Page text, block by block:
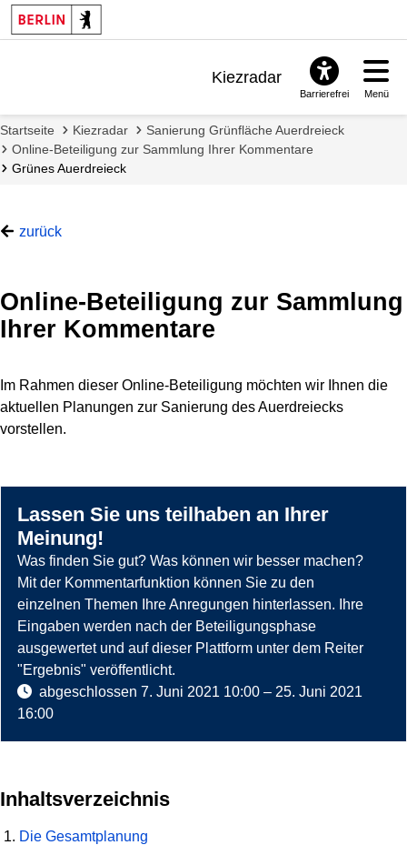
Kiezradar
FAQ & Support
Barrierefrei Menü
Startseite Kiezradar
Sanierung Grünfläche Auerdreieck
Online-Beteiligung zur Sammlung Ihrer Kommentare
Grünes Auerdreieck
zurück
Online-Beteiligung zur Sammlung
Ihrer Kommentare
Im Rahmen dieser Online-Beteiligung möchten wir Ihnen die
aktuellen Planungen zur Sanierung des Auerdreiecks
vorstellen.
Lassen Sie uns teilhaben an Ihrer
Meinung!
Was finden Sie gut? Was können wir besser machen?
Mit der Kommentarfunktion können Sie zu den
einzelnen Themen Ihre Anregungen hinterlassen. Ihre
Eingaben werden nach der Beteiligungsphase
ausgewertet und auf dieser Plattform unter dem Reiter
"Ergebnis" veröffentlicht.
abgeschlossen 7. Juni 2021 10:00 – 25. Juni 2021
16:00
Inhaltsverzeichnis
Die Gesamtplanung